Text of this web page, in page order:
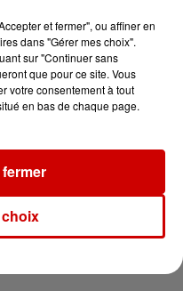
votre balade
et fermer", ou affiner en
dans "Gérer mes choix".
sur "Continuer sans
que pour ce site. Vous
votre consentement à tout
en bas de chaque page.